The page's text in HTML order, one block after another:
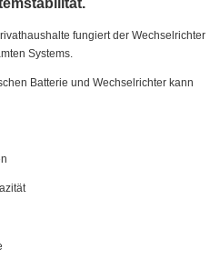
fungiert der Wechselrichter
Systems.
Batterie und Wechselrichter kann